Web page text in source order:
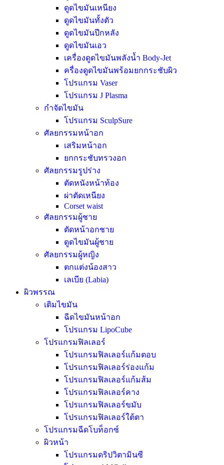
ดูดไขมันเหนียง
ดูดไขมันทั้งตัว
ดูดไขมันปีกหลัง
ดูดไขมันเอว
เครื่องดูดไขมันพลังน้ำ Body-Jet
ครื่องดูดไขมันพร้อมยกกระชับผิว
โปรแกรม Vaser
โปรแกรม J Plasma
กำจัดไขมัน
โปรแกรม SculpSure
ศัลยกรรมหน้าอก
เสริมหน้าอก
ยกกระชับทรวงอก
ศัลยกรรมรูปร่าง
ตัดหนังหน้าท้อง
ผ่าตัดเหนียง
Corset waist
ศัลยกรรมผู้ชาย
ตัดหน้าอกชาย
ดูดไขมันผู้ชาย
ศัลยกรรมผู้หญิง
ตกแต่งน้องสาว
เลเบีย (Labia)
ผิวพรรณ
เติมไขมัน
ฉีดไขมันหน้าอก
โปรแกรม LipoCube
โปรแกรมฟิลเลอร์
โปรแกรมฟิลเลอร์แก้มตอบ
โปรแกรมฟิลเลอร์ร่องแก้ม
โปรแกรมฟิลเลอร์แก้มส้ม
โปรแกรมฟิลเลอร์คาง
โปรแกรมฟิลเลอร์ขมับ
โปรแกรมฟิลเลอร์ใต้ตา
โปรแกรมฉีดโบท็อกซ์
ผิวหน้า
โปรแกรมดริปวิตามินซี